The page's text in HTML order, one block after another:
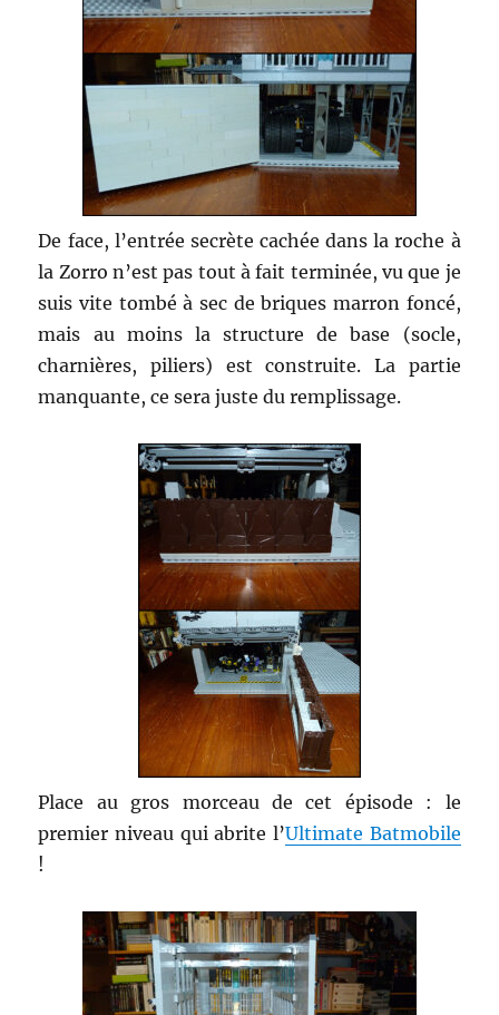
De face, l’entrée secrète cachée dans la roche à
la Zorro n’est pas tout à fait terminée, vu que je
suis vite tombé à sec de briques marron foncé,
mais au moins la structure de base (socle,
charnières, piliers) est construite. La partie
manquante, ce sera juste du remplissage.
Place au gros morceau de cet épisode : le
premier niveau qui abrite l’Ultimate Batmobile
!